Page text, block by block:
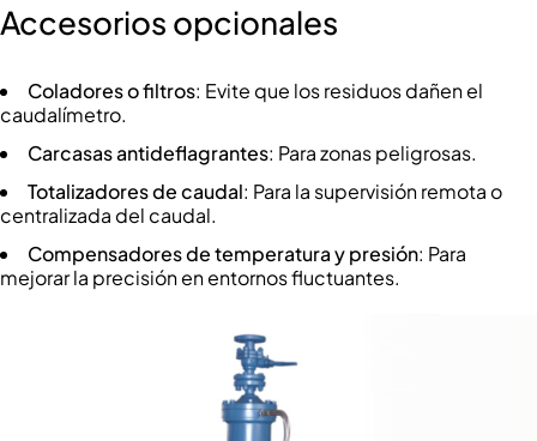
Accesorios opcionales
Coladores o filtros: Evite que los residuos dañen el
caudalímetro.
Carcasas antideflagrantes: Para zonas peligrosas.
Totalizadores de caudal: Para la supervisión remota o
centralizada del caudal.
Compensadores de temperatura y presión: Para
mejorar la precisión en entornos fluctuantes.